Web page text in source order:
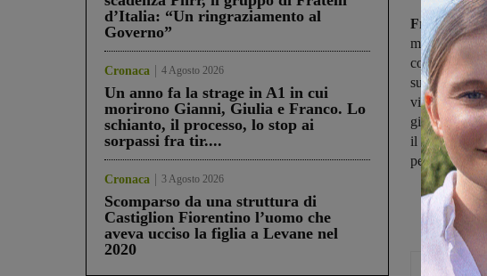
d’Italia: “Un ringraziamento al
Governo”
Cronaca 4 Agosto 2026
Un anno fa la strage in A1 in cui
morirono Gianni, Giulia e Franco. Lo
schianto, il processo, lo stop ai
sorpassi fra tir....
Cronaca 3 Agosto 2026
Scomparso da una struttura di
Castiglion Fiorentino l’uomo che
aveva ucciso la figlia a Levane nel
2020
Fra gli
mentre il
sull'Affrico,
vittoriosi con
girone elite
il Floria.
perso in